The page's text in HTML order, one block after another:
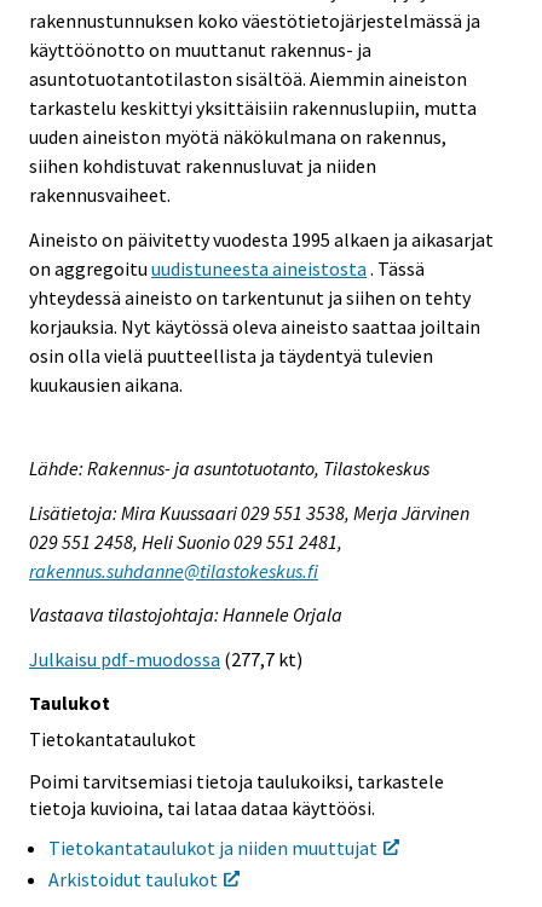
rakennustunnuksen koko väestötietojärjestelmässä ja
käyttöönotto on muuttanut rakennus- ja
asuntotuotantotilaston sisältöä. Aiemmin aineiston
tarkastelu keskittyi yksittäisiin rakennuslupiin, mutta
uuden aineiston myötä näkökulmana on rakennus,
siihen kohdistuvat rakennusluvat ja niiden
rakennusvaiheet.
Aineisto on päivitetty vuodesta 1995 alkaen ja aikasarjat
on aggregoitu uudistuneesta aineistosta . Tässä
yhteydessä aineisto on tarkentunut ja siihen on tehty
korjauksia. Nyt käytössä oleva aineisto saattaa joiltain
osin olla vielä puutteellista ja täydentyä tulevien
kuukausien aikana.
Lähde: Rakennus- ja asuntotuotanto, Tilastokeskus
Lisätietoja: Mira Kuussaari 029 551 3538, Merja Järvinen
029 551 2458, Heli Suonio 029 551 2481,
rakennus.suhdanne@tilastokeskus.fi
Vastaava tilastojohtaja: Hannele Orjala
Julkaisu pdf-muodossa (277,7 kt)
Taulukot
Tietokantataulukot
Poimi tarvitsemiasi tietoja taulukoiksi, tarkastele
tietoja kuvioina, tai lataa dataa käyttöösi.
Tietokantataulukot ja niiden muuttujat
Arkistoidut taulukot